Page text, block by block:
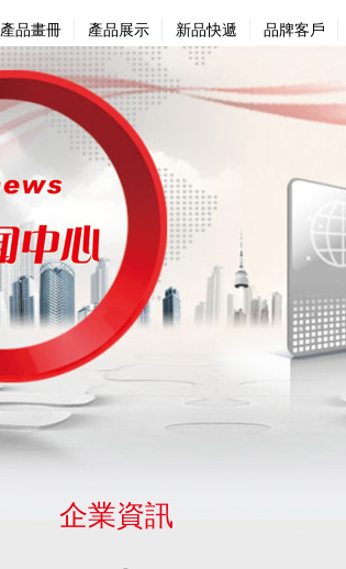
產品畫冊 產品展示 新品快遞 品牌客戶
企業資訊